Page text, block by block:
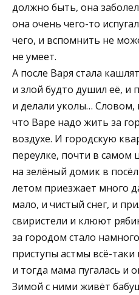
должно быть, она
она очень чего-то
чего, и вспомнить не
не умеет.
А после Варя стала
и злой будто душил её, и
и делали уколы… Словом,
что Варе надо жить за
воздухе. И городскую
переулке, почти в самом
на зелёный домик в
летом приезжает много
мало, и чистый снег, и
свиристели и клюют
за городом стало
приступы астмы всё-таки
и тогда мама пугалась и
Зимой с ними живёт